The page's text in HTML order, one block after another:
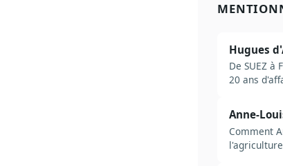
Hugues
De SUEZ
20 ans
Anne-
Comment